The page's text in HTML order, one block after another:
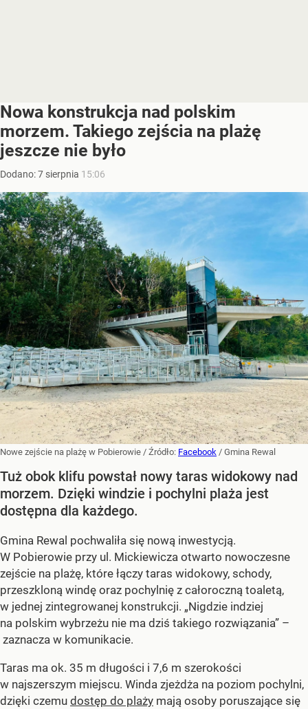
Nowa konstrukcja nad polskim
morzem. Takiego zejścia na plażę
jeszcze nie było
Dodano:7 sierpnia 15:06
Nowe zejście na plażę w Pobierowie / Źródło: Facebook / Gmina Rewal
Tuż obok klifu powstał nowy taras widokowy nad
morzem. Dzięki windzie i pochylni plaża jest
dostępna dla każdego.
Gmina Rewal pochwaliła się nową inwestycją.
W Pobierowie przy ul. Mickiewicza otwarto nowoczesne
zejście na plażę, które łączy taras widokowy, schody,
przeszkloną windę oraz pochylnię z całoroczną toaletą,
w jednej zintegrowanej konstrukcji. „Nigdzie indziej
na polskim wybrzeżu nie ma dziś takiego rozwiązania” –
zaznacza w komunikacie.
Taras ma ok. 35 m długości i 7,6 m szerokości
w najszerszym miejscu. Winda zjeżdża na poziom pochylni,
dzięki czemu dostęp do plaży mają osoby poruszające się